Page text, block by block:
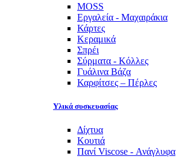
MOSS
Εργαλεία - Μαχαιράκια
Κάρτες
Κεραμικά
Σπρέι
Σύρματα - Κόλλες
Γυάλινα Βάζα
Καρφίτσες – Πέρλες
Υλικά συσκευασίας
Δίχτυα
Κουτιά
Πανί Viscose - Ανάγλυφα